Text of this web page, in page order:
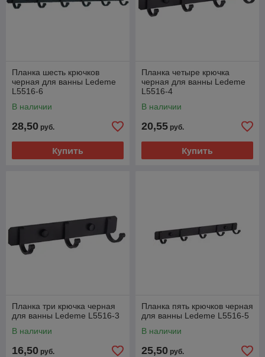
Планка шесть крючков
черная для ванны Ledeme
L5516-6
В наличии
28,50 руб.
Купить
Планка четыре крючка
черная для ванны Ledeme
L5516-4
В наличии
20,55 руб.
Купить
Планка три крючка черная
для ванны Ledeme L5516-3
В наличии
16,50 руб.
Планка пять крючков черная
для ванны Ledeme L5516-5
В наличии
25,50 руб.